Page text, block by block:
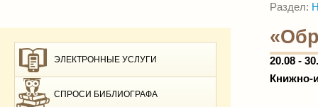
ЭЛЕКТРОННЫЕ УСЛУГИ
СПРОСИ БИБЛИОГРАФА
Раздел:
20.08 -
Книжно-